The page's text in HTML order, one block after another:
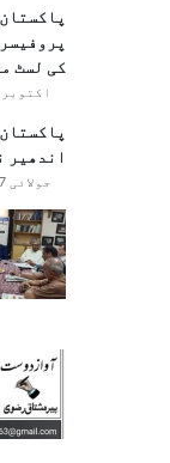
کی لسٹ
اکتوبر 5, 2023
اندھیر
جولائی 7, 2023